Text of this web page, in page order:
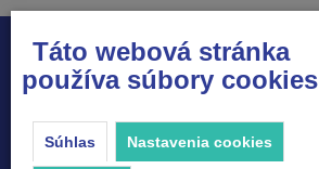
PRODUKTY
Táto webová stránka
používa súbory cookies
Súhlas Nastavenia cookies